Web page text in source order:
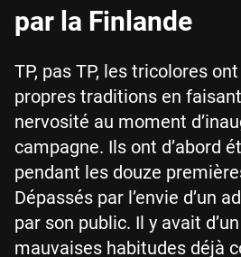
par la Finlande
TP, pas TP, les tricolores
propres traditions en
nervosité au moment
campagne. Ils ont d’abord
pendant les douze
Dépassés par l’envie d’un
par son public. Il y avait
mauvaises habitudes déjà